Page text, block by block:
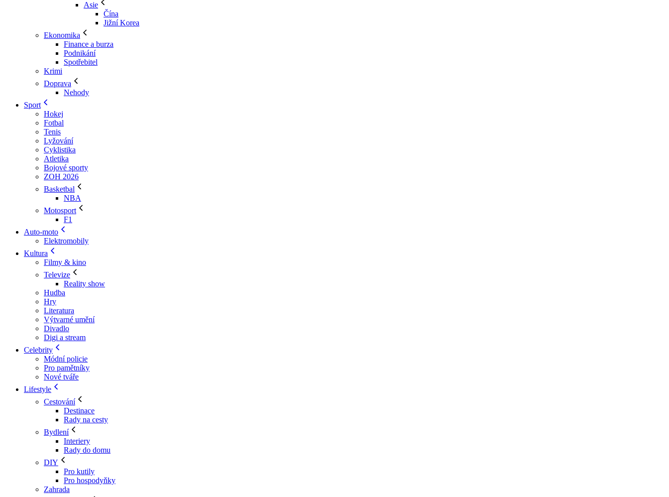
Asie
Čína
Jižní Korea
Ekonomika
Finance a burza
Podnikání
Spotřebitel
Krimi
Doprava
Nehody
Sport
Hokej
Fotbal
Tenis
Lyžování
Cyklistika
Atletika
Bojové sporty
ZOH 2026
Basketbal
NBA
Motosport
F1
Auto-moto
Elektromobily
Kultura
Filmy & kino
Televize
Reality show
Hudba
Hry
Literatura
Výtvarné umění
Divadlo
Digi a stream
Celebrity
Módní policie
Pro pamětníky
Nové tváře
Lifestyle
Cestování
Destinace
Rady na cesty
Bydlení
Interiery
Rady do domu
DIY
Pro kutily
Pro hospodyňky
Zahrada